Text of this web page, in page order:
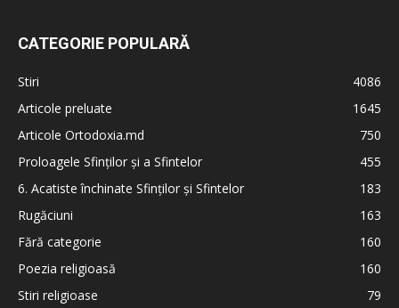
CATEGORIE POPULARĂ
Stiri
4086
Articole preluate
1645
Articole Ortodoxia.md
750
Proloagele Sfinților și a Sfintelor
455
6. Acatiste închinate Sfinților și Sfintelor
183
Rugăciuni
163
Fără categorie
160
Poezia religioasă
160
Stiri religioase
79